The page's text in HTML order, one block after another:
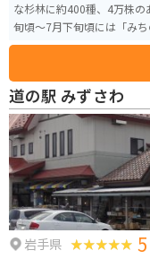
な杉林に約400種、4万株のあじさ
旬頃～7月下旬頃には「み
人々で賑わいます。屋外な
じさいの表情が楽しめます
憩がてら利用できます。 園内は山道となっており、舗装されておりませんの
で、歩きやすい防水の靴な
楽しむこともできます。（
好きやカメラが趣味の方、
道の駅 みずさわ
岩手県 5